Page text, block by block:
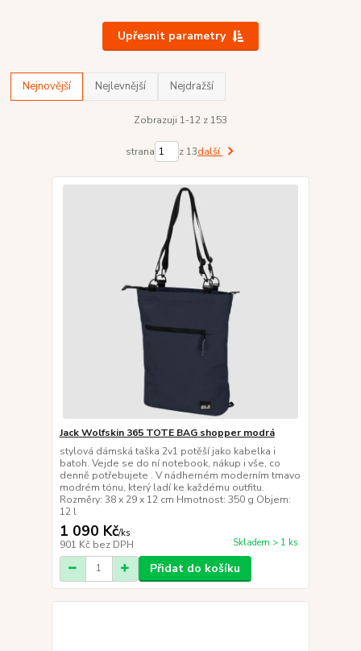
Upřesnit parametry
Nejnovější Nejlevnější Nejdražší
Zobrazuji 1-12 z 153
strana z 13další
Jack Wolfskin 365 TOTE BAG shopper modrá
stylová dámská taška 2v1 potěší jako kabelka i
batoh. Vejde se do ní notebook, nákup i vše, co
denně potřebujete . V nádherném moderním tmavo
modrém tónu, který ladí ke každému outfitu.
Rozměry: 38 x 29 x 12 cm Hmotnost: 350 g Objem:
12 l
1 090 Kč/ks
901 Kč bez DPH Skladem > 1 ks
Přidat do košíku